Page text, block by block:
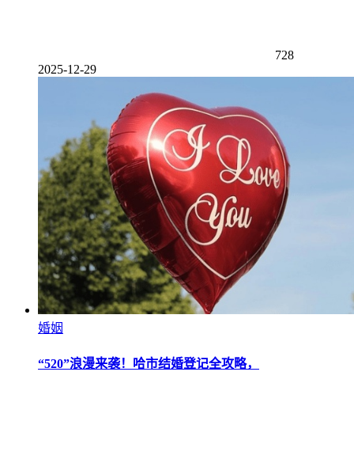
728
2025-12-29
婚姻
“520”浪漫来袭！哈市结婚登记全攻略，